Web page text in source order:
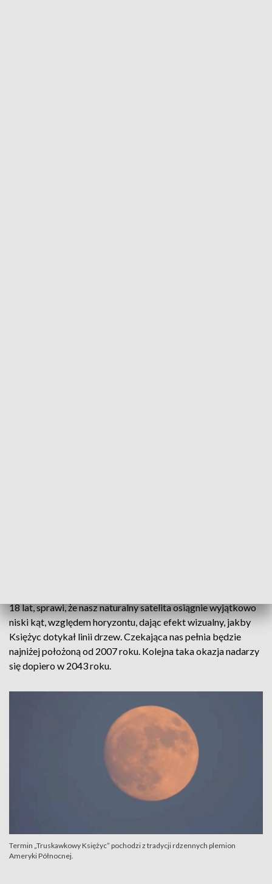
18 lat, sprawi, że nasz naturalny satelita osiągnie wyjątkowo
niski kąt, względem horyzontu, dając efekt wizualny, jakby
Księżyc dotykał linii drzew. Czekająca nas pełnia będzie
najniżej położoną od 2007 roku. Kolejna taka okazja nadarzy
się dopiero w 2043 roku.
Termin „Truskawkowy Księżyc” pochodzi z tradycji rdzennych plemion
Ameryki Północnej.